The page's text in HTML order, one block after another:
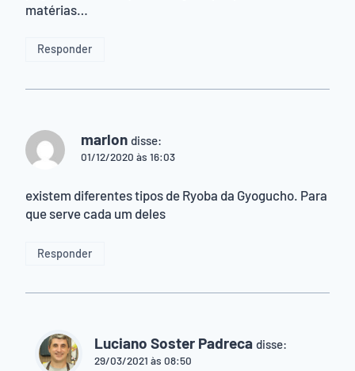
matérias…
Responder
marlon disse:
01/12/2020 às 16:03
existem diferentes tipos de Ryoba da Gyogucho. Para
que serve cada um deles
Responder
Luciano Soster Padreca disse:
29/03/2021 às 08:50